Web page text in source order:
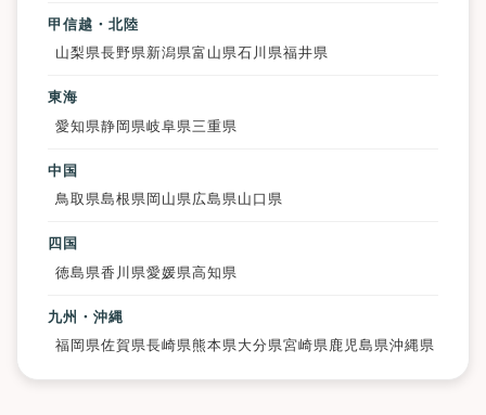
甲信越・北陸
山梨県長野県新潟県富山県石川県福井県
東海
愛知県静岡県岐阜県 三重県
中国
鳥取県島根県 岡山県広島県山口県
四国
徳島県香川県愛媛県高知県
九州・沖縄
福岡県佐賀県長崎県熊本県大分県宮崎県鹿児島県沖縄県